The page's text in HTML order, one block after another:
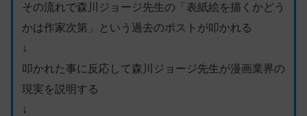
その流れで森川ジョージ先生の「表紙絵を描くかどう
かは作家次第」という過去のポストが叩かれる
↓
叩かれた事に反応して森川ジョージ先生が漫画業界の
現実を説明する
↓